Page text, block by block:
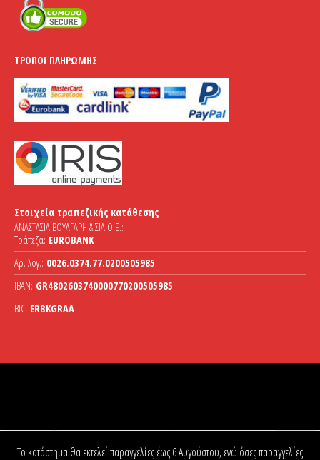
Το κατάστημα θα εκτελεί παραγγελίες έως 6 Αυγούστου, ενώ όσες παραγγελίες
ΤΡΌΠΟΙ ΠΛΗΡΩΜΉΣ
Στοιχεία τραπεζικής κατάθεσης
ΑΝΑΣΤΑΣΙΑ ΒΟΥΛΓΑΡΗ & ΣΙΑ Ο.Ε.:
Τράπεζα: EUROBANK
Αρ. λογ.: 0026.0374.77.0200505985
IBAN: GR4802603740000770200505985
BIC: ERBKGRAA